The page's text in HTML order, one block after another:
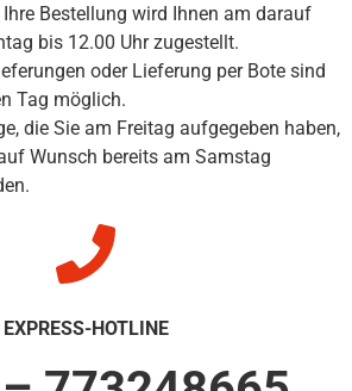
Bestellung wird Ihnen am darauf
bis 12.00 Uhr zugestellt.
oder Lieferung per Bote sind
Tag möglich.
die Sie am Freitag aufgegeben haben,
Wunsch bereits am Samstag
EXPRESS-HOTLINE